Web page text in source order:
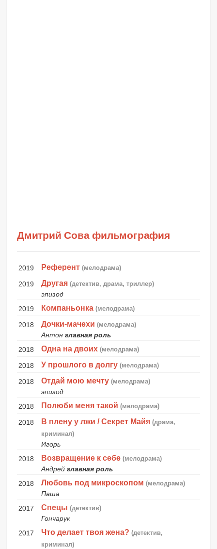
Дмитрий Сова фильмография
2019 Референт (мелодрама)
2019 Другая (детектив, драма, триллер)
эпизод
2019
Компаньонка (мелодрама)
2018 Дочки-мачехи (мелодрама)
Антон главная роль
2018
Одна на двоих (мелодрама)
2018 У прошлого в долгу (мелодрама)
2018 Отдай мою мечту (мелодрама)
эпизод
2018
Полюби меня такой (мелодрама)
2018 В плену у лжи / Секрет Майя (драма,
криминал)
Игорь
2018
Возвращение к себе (мелодрама)
Андрей главная роль
2018
Любовь под микроскопом (мелодрама)
Паша
2017
Спецы (детектив)
Гончарук
2017
Что делает твоя жена? (детектив,
криминал)